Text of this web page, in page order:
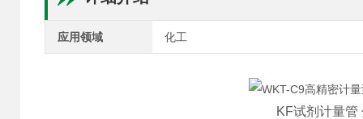
应用领域 化工
KF试剂计量管